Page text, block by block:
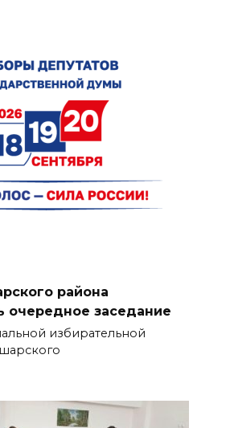
района
очередное заседание
избирательной